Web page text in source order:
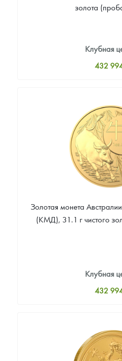
золота
Клубная
432
Цена
393
Золотая монета
(КМД), 31.1 г чистого
Клубная
432
Цена
393